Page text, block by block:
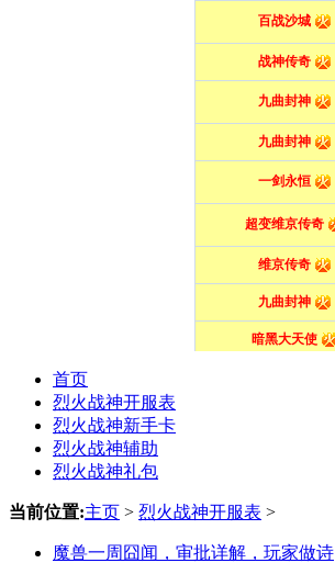
首页
烈火战神开服表
烈火战神新手卡
烈火战神辅助
烈火战神礼包
当前位置:主页 > 烈火战神开服表 >
魔兽一周囧闻，审批详解，玩家做诗